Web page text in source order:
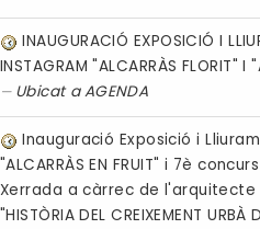
INAUGURACIÓ EXPOSICIÓ I
INSTAGRAM "ALCARRÀS FLORIT" I
Ubicat aAGENDA
Inauguració Exposició i
"ALCARRÀS EN FRUIT" i 7è
Xerrada a càrrec de l'arquitecte
"HISTÒRIA DEL CREIXEMENT URBÀ